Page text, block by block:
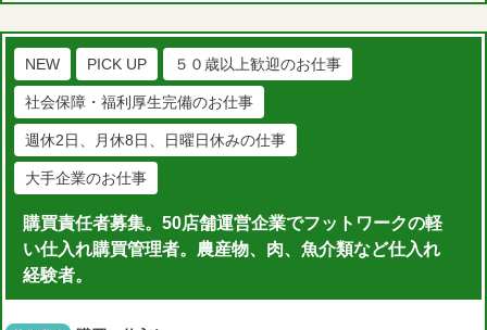
NEW PICK UP ５０歳以上歓迎のお仕事
社会保障・福利厚生完備のお仕事
週休2日、月休8日、日曜日休みの仕事
大手企業のお仕事
購買責任者募集。50店舗運営企業でフットワークの軽
い仕入れ購買管理者。農産物、肉、魚介類など仕入れ
経験者。